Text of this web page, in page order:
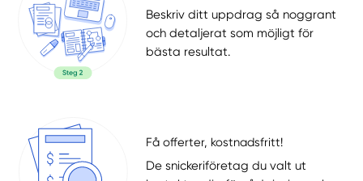
Beskriv ditt uppdrag så noggrant
och detaljerat som möjligt för
bästa resultat.
Få offerter, kostnadsfritt!
De snickeriföretag du valt ut